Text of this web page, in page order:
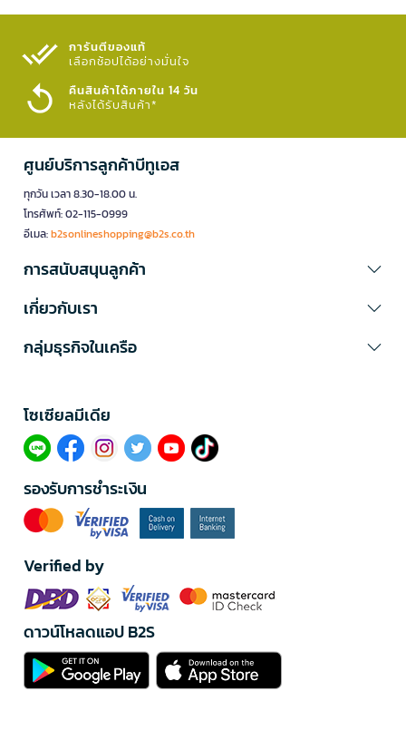
การันตีของแท้
เลือกช้อปได้อย่างมั่นใจ​
คืนสินค้าได้ภายใน 14 วัน
หลังได้รับสินค้า*
ศูนย์บริการลูกค้าบีทูเอส
ทุกวัน เวลา 8.30-18.00 น.
โทรศัพท์: 02-115-0999
อีเมล:b2sonlineshopping@b2s.co.th
การสนับสนุนลูกค้า
เกี่ยวกับเรา
กลุ่มธุรกิจในเครือ
โซเซียลมีเดีย​
รองรับการชำระเงิน
Verified by
ดาวน์โหลดแอป B2S